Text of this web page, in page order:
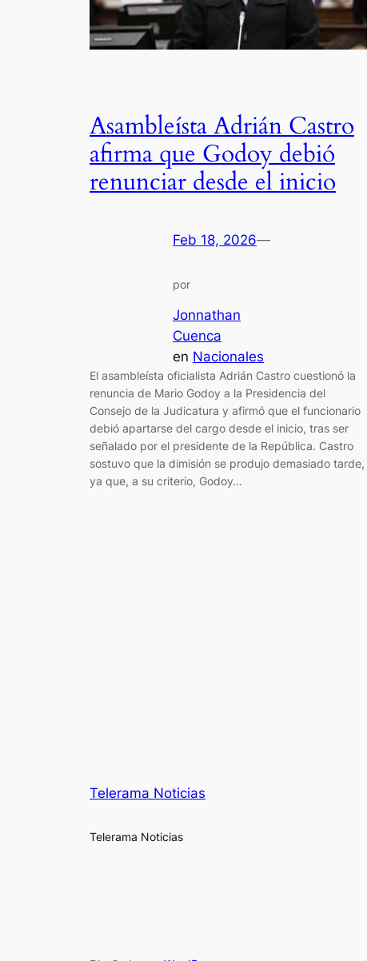
Asambleísta Adrián Castro
afirma que Godoy debió
renunciar desde el inicio
Feb 18, 2026—
por
Jonnathan
Cuenca
en Nacionales
El asambleísta oficialista Adrián Castro cuestionó la
renuncia de Mario Godoy a la Presidencia del
Consejo de la Judicatura y afirmó que el funcionario
debió apartarse del cargo desde el inicio, tras ser
señalado por el presidente de la República. Castro
sostuvo que la dimisión se produjo demasiado tarde,
ya que, a su criterio, Godoy…
Telerama Noticias
Telerama Noticias